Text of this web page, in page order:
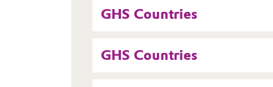
GHS Countries
GHS Countries